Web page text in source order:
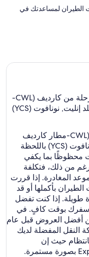
الطيران لمساعدتك في
هل من الأوفر شراء تذكرة طيران للرحلة من كارديف (CWL-
مطار كارديف الدولي) إلى تشيسترفيلد إنليت, نونافوت (YCS)
يمكن لحجزك الرحلة من كارديف (CWL-مطار كارديف
الدولي) إلى تشيسترفيلد إنليت, نونافوت (YCS) باللحظة
محظوظًا بما يكفي
من ذلك، فتكلفة
المغادرة. إذا قررت
بأكملها أو قد
طويلة. إذا كنت تفضل
سفرك بوقت كافٍ. في
أفضل العروض قبل عام
النقل المفضلة لديك
حيث إن